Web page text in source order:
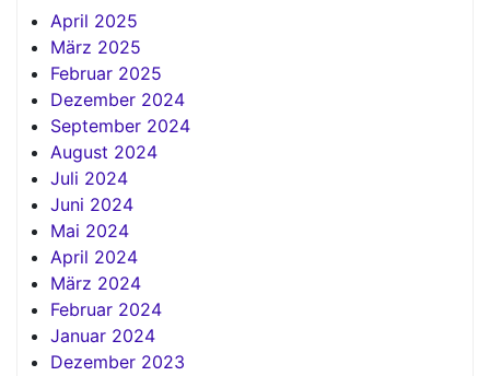
April 2025
März 2025
Februar 2025
Dezember 2024
September 2024
August 2024
Juli 2024
Juni 2024
Mai 2024
April 2024
März 2024
Februar 2024
Januar 2024
Dezember 2023